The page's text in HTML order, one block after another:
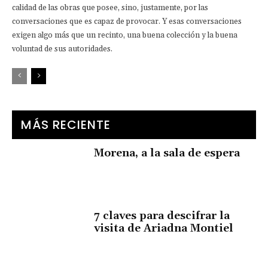
calidad de las obras que posee, sino, justamente, por las
conversaciones que es capaz de provocar. Y esas conversaciones
exigen algo más que un recinto, una buena colección y la buena
voluntad de sus autoridades.
MÁS RECIENTE
Morena, a la sala de espera
7 claves para descifrar la
visita de Ariadna Montiel